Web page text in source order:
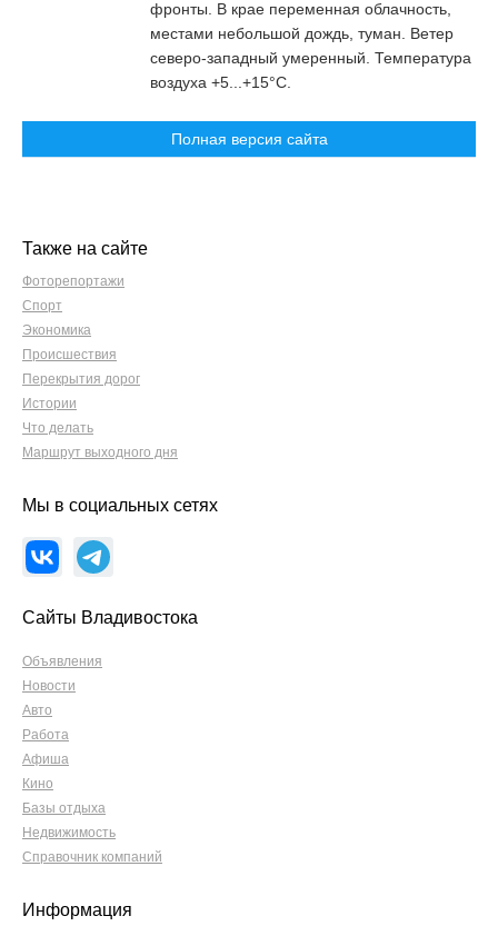
фронты. В крае переменная облачность,
местами небольшой дождь, туман. Ветер
северо-западный умеренный. Температура
воздуха +5...+15°C.
Полная версия сайта
Также на сайте
Фоторепортажи
Спорт
Экономика
Происшествия
Перекрытия дорог
Истории
Что делать
Маршрут выходного дня
Мы в социальных сетях
Сайты Владивостока
Объявления
Новости
Авто
Работа
Афиша
Кино
Базы отдыха
Недвижимость
Справочник компаний
Информация